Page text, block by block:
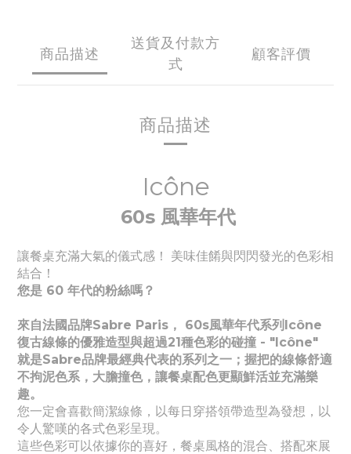
商品描述
送貨及付款方
式
顧客評價
商品描述
Icône
60s 風華年代
讓餐桌充滿大氣的儀式感！ 美味佳餚與閃閃發光的色彩相
結合！
您是 60 年代的粉絲嗎？
來自法國品牌Sabre Paris， 60s風華年代系列Icône
復古線條的優雅造型與超過21種色彩的碰撞 - "Icône"
就是Sabre品牌最經典代表的系列之一；握把的線條舒適
不拘泥色系，大膽撞色，讓餐桌配色更顯鮮活並充滿樂
趣。
您一定會喜歡簡潔線條，以每日穿搭領帶造型為發想，以
令人驚嘆的各式色彩呈現。
這些色彩可以依據你的喜好，餐桌風格的混合、搭配來展